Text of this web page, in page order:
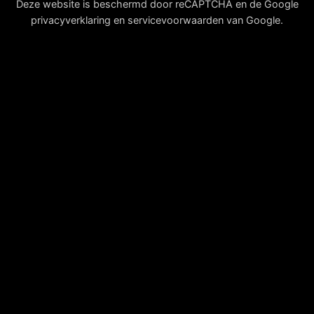
Deze website is beschermd door reCAPTCHA en de Google
privacyverklaring en servicevoorwaarden van Google.